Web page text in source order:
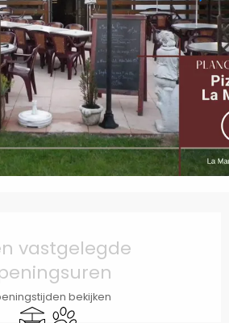
vastgelegde
bekijken
TerrasDieren toegelaten